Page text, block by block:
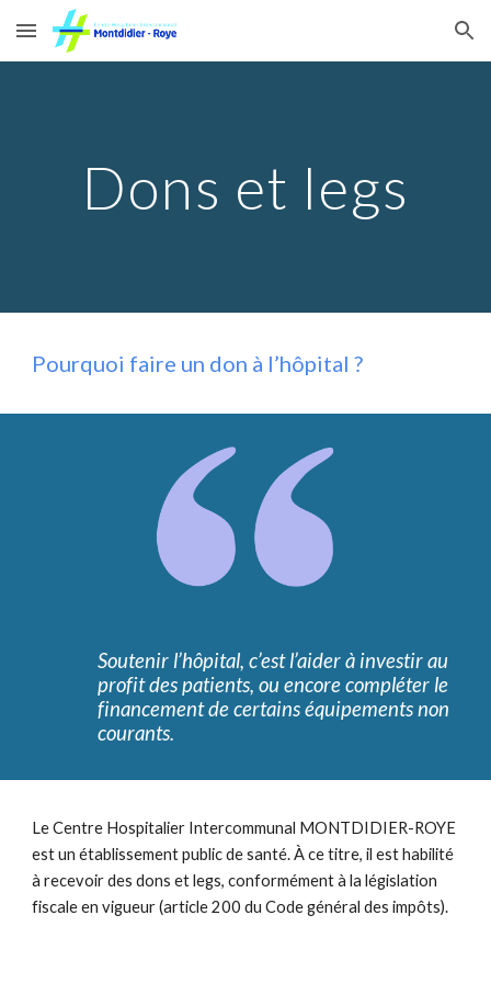
Skip to main content Skip to navigation
Dons et legs
Pourquoi faire un don à l’hôpital ?
Soutenir l’hôpital, c’est l’aider à investir au
profit des patients, ou encore compléter le
financement de certains équipements non
courants.
Le Centre Hospitalier Intercommunal MONTDIDIER-ROYE
est un établissement public de santé. À ce titre, il est habilité
à recevoir des dons et legs, conformément à la législation
fiscale en vigueur (article 200 du Code général des impôts).